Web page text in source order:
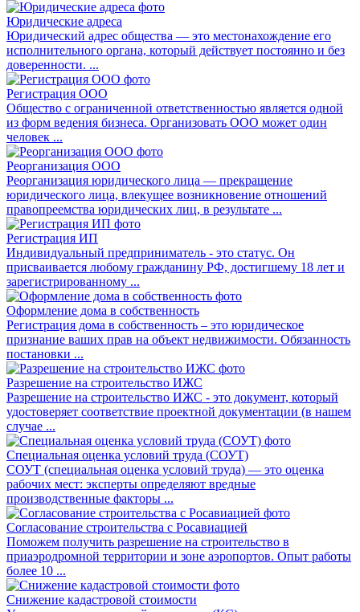
Юридические адреса
Юридический адрес общества — это местонахождение его
исполнительного органа, который действует постоянно и без
доверенности. ...
Регистрация ООО
Общество с ограниченной ответственностью является одной
из форм ведения бизнеса. Организовать ООО может один
человек ...
Реорганизация ООО
Реорганизация юридического лица — прекращение
юридического лица, влекущее возникновение отношений
правопреемства юридических лиц, в результате ...
Регистрация ИП
Индивидуальный предприниматель - это статус. Он
присваивается любому гражданину РФ, достигшему 18 лет и
зарегистрированному ...
Оформление дома в собственность
Регистрация дома в собственность – это юридическое
признание ваших прав на объект недвижимости. Обязанность
постановки ...
Разрешение на строительство ИЖС
Разрешение на строительство ИЖС - это документ, который
удостоверяет соответствие проектной документации (в нашем
случае ...
Специальная оценка условий труда (СОУТ)
СОУТ (специальная оценка условий труда) — это оценка
рабочих мест: эксперты определяют вредные
производственные факторы ...
Согласование строительства с Росавиацией
Поможем получить разрешение на строительство в
приаэродромной территории и зоне аэропортов. Опыт работы
более 10 ...
Снижение кадастровой стоимости